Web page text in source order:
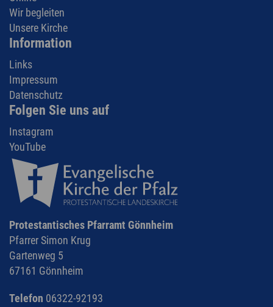
Wir begleiten
Unsere Kirche
Information
Links
Impressum
Datenschutz
Folgen Sie uns auf
Instagram
YouTube
Protestantisches Pfarramt Gönnheim
Pfarrer Simon Krug
Gartenweg 5
67161 Gönnheim
Telefon 06322-92193